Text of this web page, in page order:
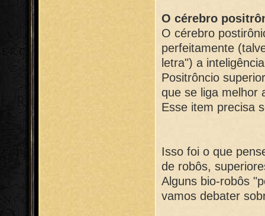
O cérebro
O cérebro
perfeitamente
letra") a
Positrôncio
que se liga melhor
Esse item precisa
Isso foi o que
de robôs,
Alguns bio-robôs
vamos debater